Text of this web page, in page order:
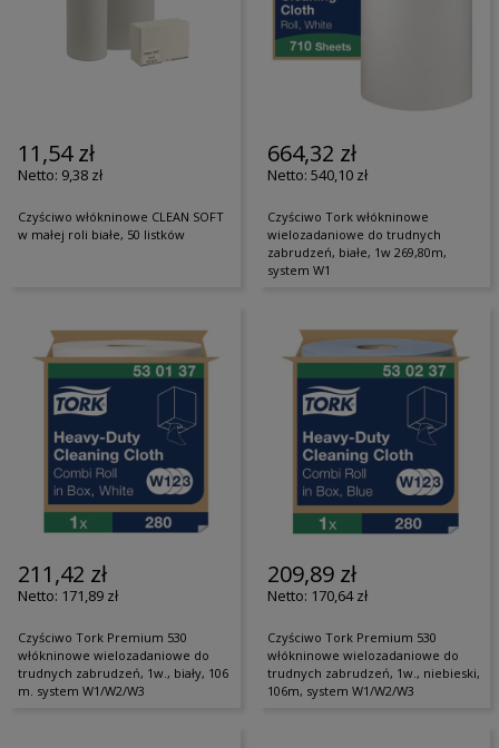
11,54 zł
9,38 zł
Czyściwo włókninowe CLEAN SOFT
w małej roli białe, 50 listków
664,32 zł
540,10 zł
Czyściwo Tork włókninowe
wielozadaniowe do trudnych
zabrudzeń, białe, 1w 269,80m,
system W1
211,42 zł
171,89 zł
Czyściwo Tork Premium 530
włókninowe wielozadaniowe do
trudnych zabrudzeń, 1w., biały, 106
m. system W1/W2/W3
209,89 zł
170,64 zł
Czyściwo Tork Premium 530
włókninowe wielozadaniowe do
trudnych zabrudzeń, 1w., niebieski,
106m, system W1/W2/W3